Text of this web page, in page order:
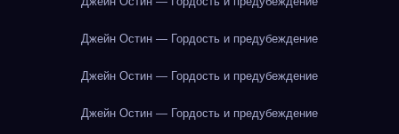
Джейн Остин — Гордость и предубеждение
Джейн Остин — Гордость и предубеждение
Джейн Остин — Гордость и предубеждение